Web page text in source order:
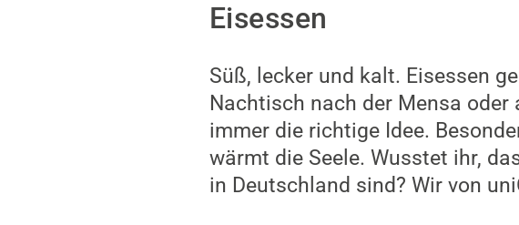
Eisessen
Süß, lecker und kalt. Eisessen
Nachtisch nach der Mensa
immer die richtige Idee.
wärmt die Seele. Wusstet ihr,
in Deutschland sind? Wir von